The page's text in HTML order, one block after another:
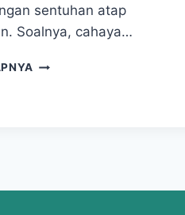
sentuhan atap
Soalnya, cahaya…